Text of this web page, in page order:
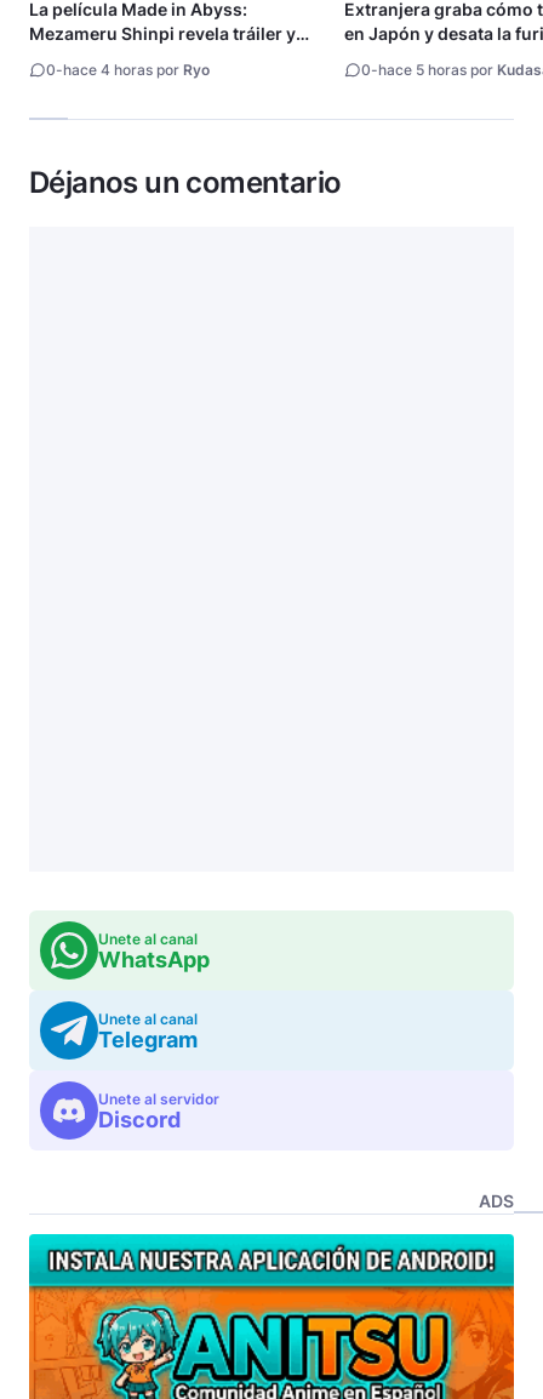
La película Made in Abyss:
Mezameru Shinpi revela tráiler y
0-hace 4 horas por Ryo
Extranjera graba cómo
en Japón y desata la
0-hace 5 horas por
Déjanos un comentario
Unete al canal
WhatsApp
Unete al canal
Telegram
Unete al servidor
Discord
ADS